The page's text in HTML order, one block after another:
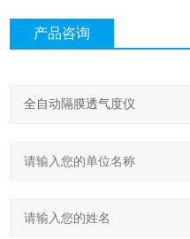
产品咨询